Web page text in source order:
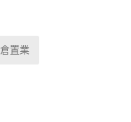
置業